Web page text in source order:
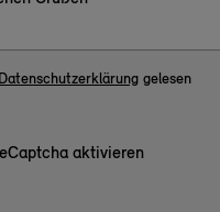
Datenschutzerklärung gelesen
aktivieren